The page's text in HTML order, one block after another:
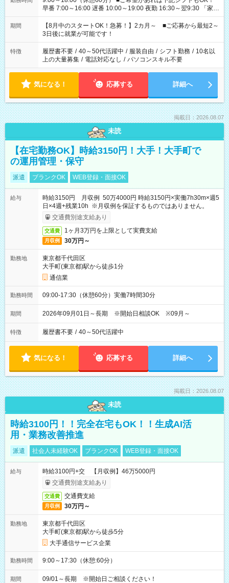
早番 7:00～16:00 遅番 10:00～19:00 夜勤 16:30～翌9:30 「家族
と休みを合わせたい」 「余裕を持って夕飯の準備がしたい」
「できれば残業はしたくない」 など、ご希望を教えてください
ね。 ※Wワーク希望の方へ 今ご覧のお仕事で希望する勤務時間
と、もう1つのお仕事の勤務時間。 合計で週40時間を超える場
合は応募できません。
期間
【8月中のスタートOK！急募！】2カ月～ ■ご応募から最短2～
3日後に就業が可能です！
特徴 履歴書不要 / 40～50代活躍中 / 服装自由 / シフト勤務 / 10名以
上の大量募集 / 電話対応なし / パソコンスキル不要
気になる！ 応募する 詳細へ
掲載日：2026.08.07
未読
【在宅勤務OK】時給3150円！大手！大手町で
の運用管理・保守
派遣 ブランクOK WEB登録・面接OK
給与
時給3150円 月収例 50万4000円 時給3150円×実働7h30m×週5
日×4週+残業10h ※月収例を保証するものではありません。
交通費別途支給あり
交通費 1ヶ月3万円を上限として実費支給
月収例 30万円～
勤務地
東京都千代田区
大手町(東京都)駅から徒歩1分
通信業
勤務時間 09:00-17:30（休憩60分）実働7時間30分
期間 2026年09月01日～長期 ※開始日相談OK ※09月～
特徴 履歴書不要 / 40～50代活躍中
気になる！ 応募する 詳細へ
掲載日：2026.08.07
未読
時給3100円！！完全在宅もOK！！生成AI活
用・業務改善推進
派遣 社会人未経験OK ブランクOK WEB登録・面接OK
給与
時給3100円+交 【月収例】46万5000円
交通費別途支給あり
交通費 交通費支給
月収例 30万円～
勤務地
東京都千代田区
大手町(東京都)駅から徒歩5分
大手通信サービス企業
勤務時間 9:00～17:30（休憩:60分）
期間 09/01～長期 ※開始日ご相談ください！